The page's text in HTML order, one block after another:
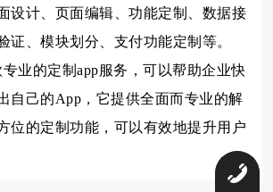
设计、页面编辑、功能定制、数据接
证、模块划分、支付功能定制等。
业的定制app服务，可以帮助企业快
自己的App，它提供全面而专业的解
位的定制功能，可以有效地提升用户